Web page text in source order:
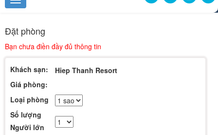
Đặt phòng
Bạn chưa điền đầy đủ thông tin
Khách sạn:
Hiep Thanh Resort
Giá phòng:
Loại phòng
Số lượng
Người lớn